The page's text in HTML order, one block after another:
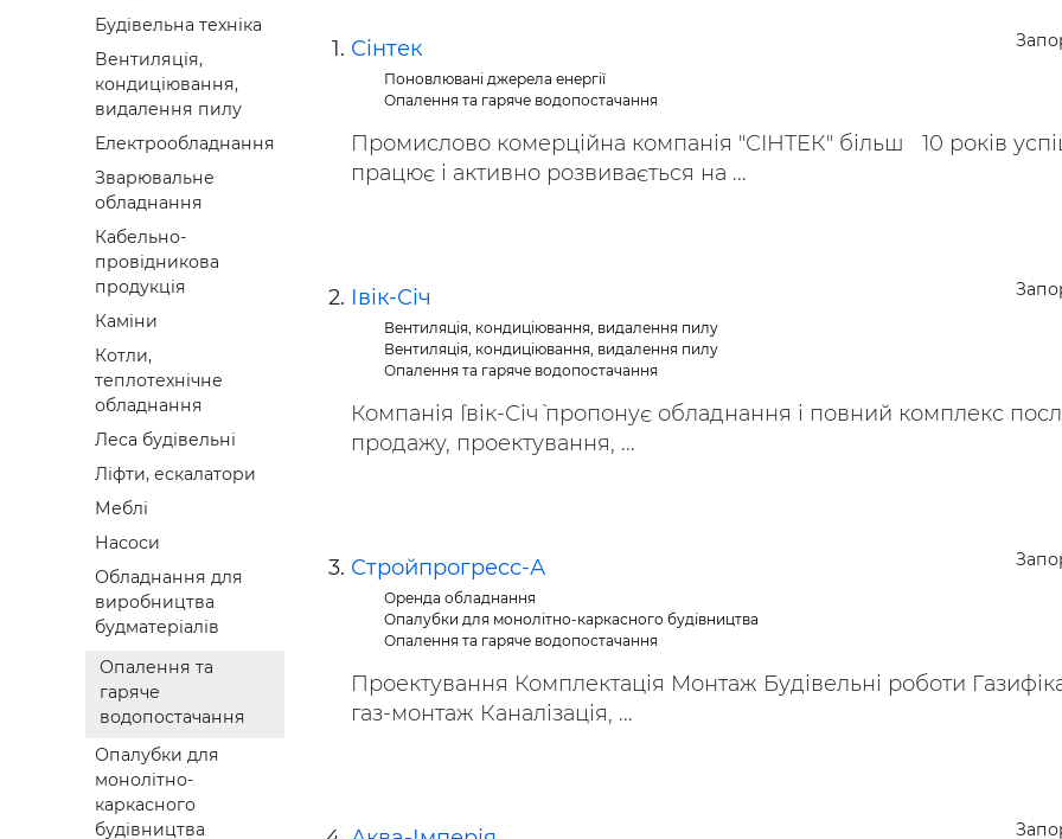
Будівельна техніка
Вентиляція,
кондиціювання,
видалення пилу
Електрообладнання
Зварювальне
обладнання
Кабельно-
провідникова
продукція
Каміни
Котли,
теплотехнічне
обладнання
Леса будівельні
Ліфти, ескалатори
Меблі
Насоси
Обладнання для
виробництва
будматеріалів
Опалення та
гаряче
водопостачання
Опалубки для
монолітно-
каркасного
будівництва
Сінтек
Поновлювані джерела енергії
Опалення та гаряче водопостачання
Промислово комерційна компанія "СІНТЕК" більш 10 років
працює і активно розвивається на ...
Івік-Січ
Вентиляція, кондиціювання, видалення пилу
Вентиляція, кондиціювання, видалення пилу
Опалення та гаряче водопостачання
Компанія `Івік-Січ` пропонує обладнання і повний комплекс
продажу, проектування, ...
Стройпрогресс-А
Оренда обладнання
Опалубки для монолітно-каркасного будівництва
Опалення та гаряче водопостачання
Проектування Комплектація Монтаж Будівельні роботи
газ-монтаж Каналізація, ...